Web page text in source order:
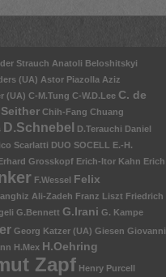
Strauch Anatoli Beloshitskyi
(UA) Astor Piazolla Aziz
(UA) C-M.Tung C-W.D.Lee C. de
Chih-Fang Chuang
D.Schnebel D.Terauchi Daniel
Scarlatti DUO SOCELL E.-H.
Erhard Grosskopf Erich-Itor Kahn Erich
F.Wessel
Felix
Ali-Zadeh Franz Liszt Friedrich
G.Bennett G.Irani G. Kampe
Georg Katzer (UA) Giesen Giovanni
H.Mex H.Oehring
Zapf Henry Purcell